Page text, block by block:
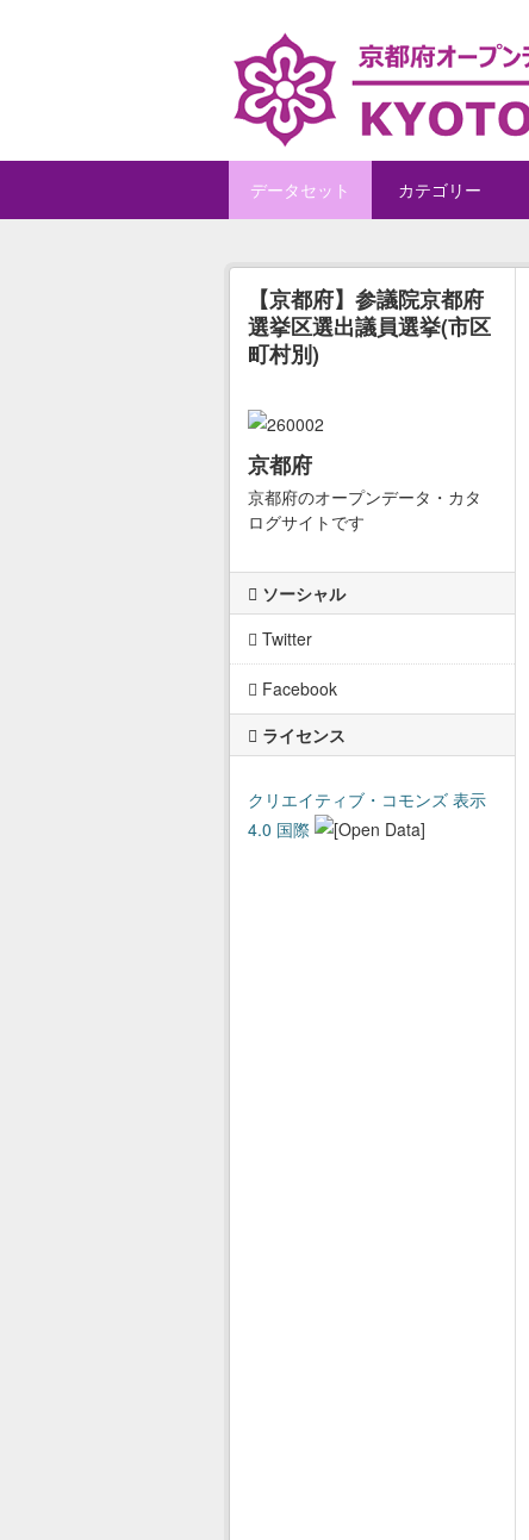
データセット カテゴリー
【京都府】参議院京都府
選挙区選出議員選挙(市区
町村別)
京都府
京都府のオープンデータ・カタ
ログサイトです
ソーシャル
Twitter
Facebook
ライセンス
クリエイティブ・コモンズ 表示
4.0 国際